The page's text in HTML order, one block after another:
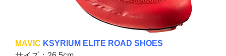
MAVIC KSYRIUM ELITE ROAD SHOES